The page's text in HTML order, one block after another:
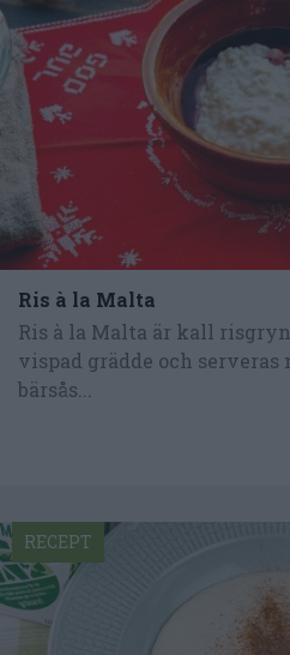
Ris à la Malta
Ris à la Malta är kall
vispad grädde och serveras
bärsås...
RECEPT